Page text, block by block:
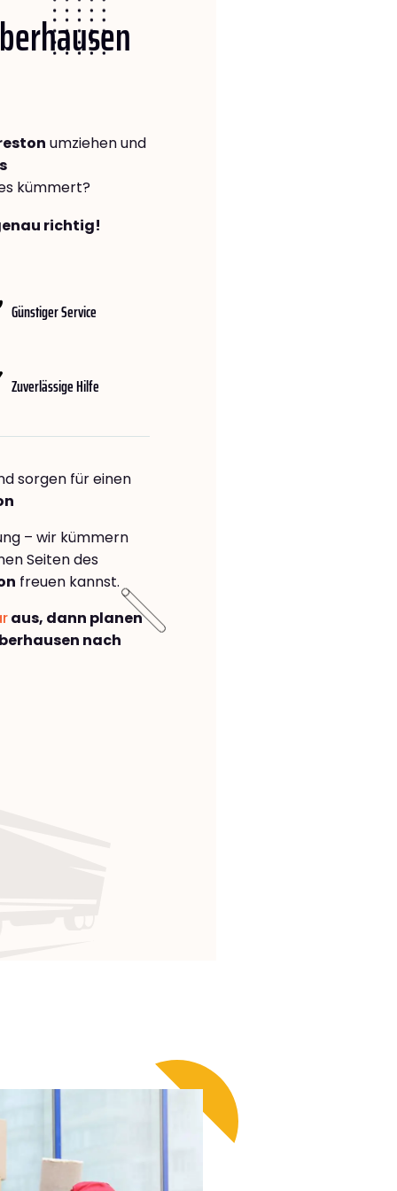
umziehen und
kümmert?
richtig!
Günstiger Service
Zuverlässige Hilfe
sorgen für einen
– wir kümmern
Seiten des
freuen kannst.
aus, dann planen
nach